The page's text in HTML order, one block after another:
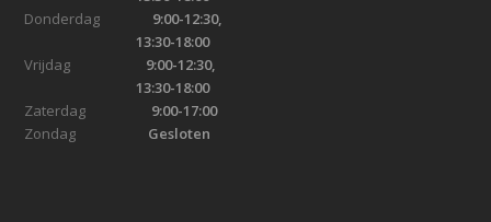
Donderdag 9:00-12:30,
13:30-18:00
Vrijdag 9:00-12:30,
13:30-18:00
Zaterdag 9:00-17:00
Zondag Gesloten